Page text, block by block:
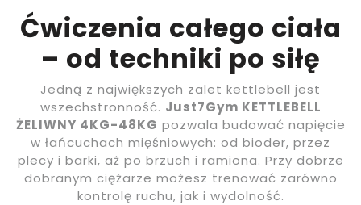
Ćwiczenia całego ciała
– od techniki po siłę
Jedną z największych zalet kettlebell jest
wszechstronność. Just7Gym KETTLEBELL
ŻELIWNY 4KG-48KG pozwala budować napięcie
w łańcuchach mięśniowych: od bioder, przez
plecy i barki, aż po brzuch i ramiona. Przy dobrze
dobranym ciężarze możesz trenować zarówno
kontrolę ruchu, jak i wydolność.